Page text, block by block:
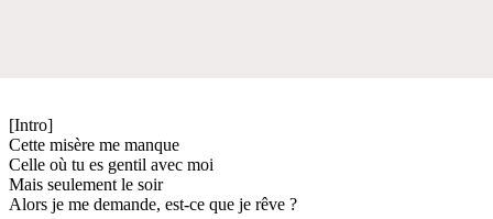
[Intro]
Cette misère me manque
Celle où tu es gentil avec moi
Mais seulement le soir
Alors je me demande, est-ce que je rêve ?